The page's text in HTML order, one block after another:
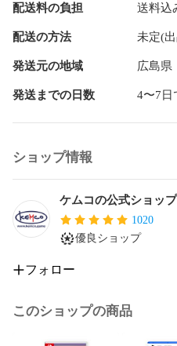
お知らせが届きます！
□■□■□■□■□■□■□■□■□■□
ケムコ　けむこ　KEMCO　ゲ
配送料の負担 送料込
配送の方法 未定(
発送元の地域 広島県
発送までの日数 4〜7日
ショップ情報
ケムコの公式ショップ
1020
優良ショップ
フォロー
このショップの商品